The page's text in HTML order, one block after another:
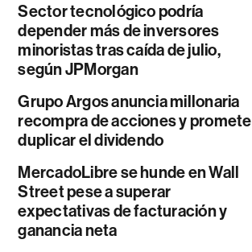
Sector tecnológico podría
depender más de inversores
minoristas tras caída de julio,
según JPMorgan
Grupo Argos anuncia millonaria
recompra de acciones y promete
duplicar el dividendo
MercadoLibre se hunde en Wall
Street pese a superar
expectativas de facturación y
ganancia neta